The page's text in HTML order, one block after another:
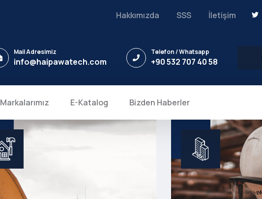
Hakkımızda SSS İletişim
Mail Adresimiz
info@haipawatech.com
Telefon / Whatsapp
+90 532 707 40 58
Markalarımız E-Katalog Bizden Haberler